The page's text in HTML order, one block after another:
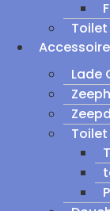
Lade